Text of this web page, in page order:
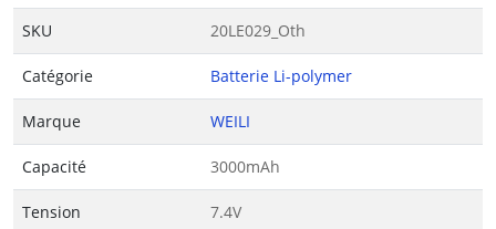
SKU 20LE029_Oth
Catégorie Batterie Li-polymer
Marque WEILI
Capacité 3000mAh
Tension 7.4V